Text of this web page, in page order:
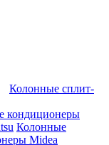
Колонные сплит-
кондиционеры
Колонные
Midea